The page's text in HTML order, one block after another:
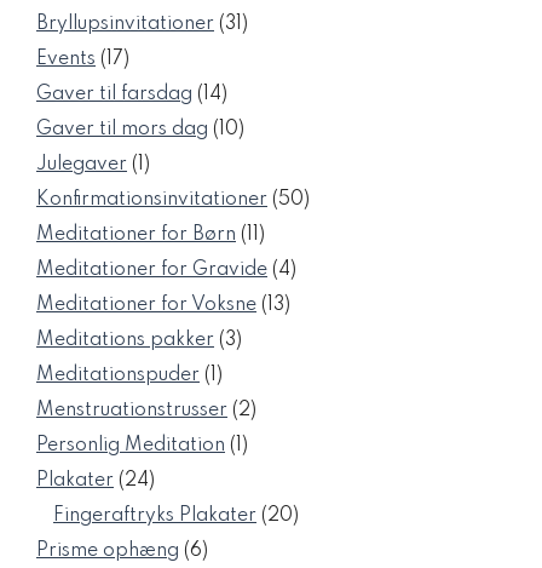
varer
Bryllupsinvitationer 31 31
Events 1717
varer
Gaver til farsdag 1414
varer
Gaver til mors dag 1010
Julegaver
1
vare
Konfirmationsinvitationer 5050
Meditationer for Børn
11
varer
Meditationer for Gravide 44
Meditationer for Voksne 1313
Meditations pakker 33
Meditationspuder
1
vare
Menstruationstrusser 22
Personlig Meditation
1
Plakater 2424
varer
Fingeraftryks Plakater 2020
Prisme ophæng 66